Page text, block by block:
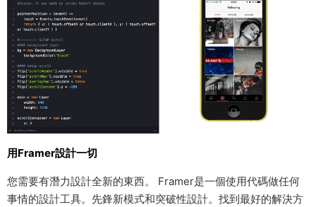
用Framer設計一切
您需要有潛力設計全新的東西。 Framer是一個使用代碼做任何
事情的設計工具。先鋒新模式和突破性設計。找到最好的解決方